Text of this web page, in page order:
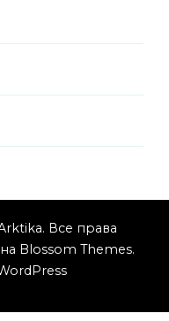
. Все права
Blossom Themes.